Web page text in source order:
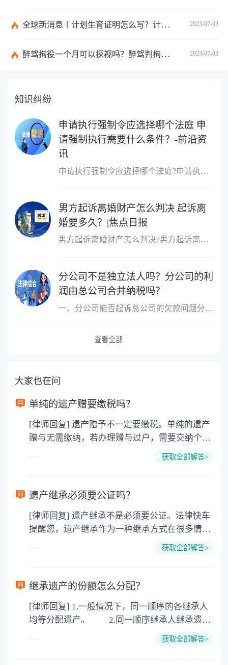
2023-07-03
全球新消息丨计划生育证明怎么写？计划生育证明都需要什么材料？
2023-07-03
醉驾拘役一个月可以探视吗？醉驾判拘役当庭执行吗？
知识纠纷
申请执行强制令应选择哪个法庭 申
请强制执行需要什么条件？-前沿资
讯
申请执行强制令应选择哪个法庭?申请执行强制令应选择如下法庭：向第
男方起诉离婚财产怎么判决 起诉离
婚要多久？|焦点日报
男方起诉离婚财产怎么判决?男方起诉离婚财产的判决：根据财产的具体
分公司不是独立法人吗？分公司的利
润由总公司合并纳税吗？
一、分公司能否起诉总公司的欠款问题分公司能起诉总公司的欠款问题
查看全部
大家也在问
单纯的遗产赠要缴税吗？
[律师回复] 遗产赠予不一定要缴税。单纯的遗产
赠与无需缴纳，若办理赠与过户，需要交纳个人
所得税、契税和公证费。赠与过户是没有增值税
要缴纳公证费，具体如下： 1. 公证费：按房
3. 印花税：按房屋评估价的0.05%缴纳 4. 土
地增值税：按房价1%缴纳 5. 房屋产权登记费：
获取全部解答>
遗产继承必须要公证吗？
[律师回复] 遗产继承不是必须要公证。法律快车
提醒您，遗产继承作为一种继承方式在很多情况
下都是不需要公证的，当然，如果需要公正的也
以防对财产继承发生纠纷，可以对遗产继承进行
公证。
获取全部解答>
继承遗产的份额怎么分配？
[律师回复] 1.一般情况下，同一顺序的各继承人
均等分配遗产。 2.同一顺序继承人继承遗产
获取全部解答>